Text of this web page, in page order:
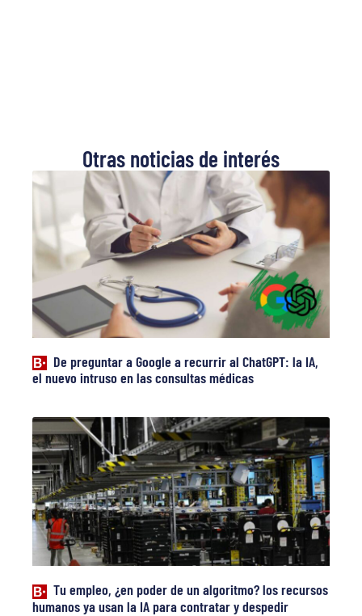
Otras noticias de interés
De preguntar a Google a recurrir al ChatGPT: la IA,
el nuevo intruso en las consultas médicas
Tu empleo, ¿en poder de un algoritmo? los recursos
humanos ya usan la IA para contratar y despedir